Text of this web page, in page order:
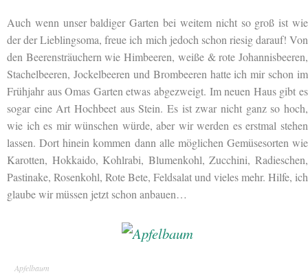
Auch wenn unser baldiger Garten bei weitem nicht so groß ist wie
der der Lieblingsoma, freue ich mich jedoch schon riesig darauf! Von
den Beerensträuchern wie Himbeeren, weiße & rote Johannisbeeren,
Stachelbeeren, Jockelbeeren und Brombeeren hatte ich mir schon im
Frühjahr aus Omas Garten etwas abgezweigt. Im neuen Haus gibt es
sogar eine Art Hochbeet aus Stein. Es ist zwar nicht ganz so hoch,
wie ich es mir wünschen würde, aber wir werden es erstmal stehen
lassen. Dort hinein kommen dann alle möglichen Gemüsesorten wie
Karotten, Hokkaido, Kohlrabi, Blumenkohl, Zucchini, Radieschen,
Pastinake, Rosenkohl, Rote Bete, Feldsalat und vieles mehr. Hilfe, ich
glaube wir müssen jetzt schon anbauen…
Apfelbaum